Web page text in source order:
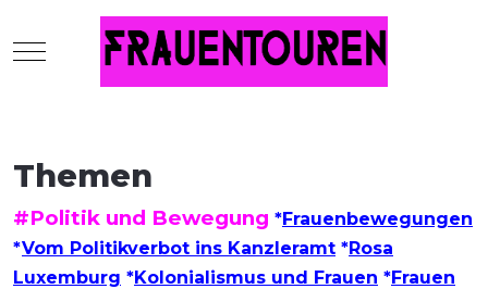
Mobile Menu Toggle
Themen
#Politik und Bewegung *Frauenbewegungen
*Vom Politikverbot ins Kanzleramt *Rosa
Luxemburg *Kolonialismus und Frauen *Frauen